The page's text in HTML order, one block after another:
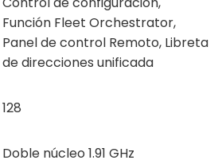
Función Fleet Orchestrator,
Panel de control Remoto, Libreta
de direcciones unificada
128
Doble núcleo 1.91 GHz